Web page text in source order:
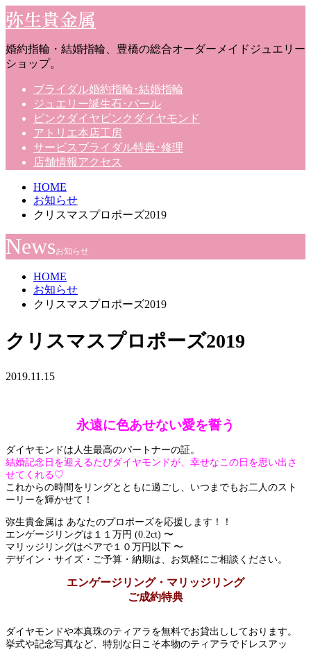
弥生貴金属
婚約指輪・結婚指輪、豊橋の総合オーダーメイドジュエリー
ショップ。
ブライダル婚約指輪･結婚指輪
ジュエリー誕生石･パール
ピンクダイヤ ピンクダイヤモンド
アトリエ本店工房
サービス ブライダル特典･修理
店舗情報アクセス
HOME
お知らせ
クリスマスプロポーズ2019
Newsお知らせ
HOME
お知らせ
クリスマスプロポーズ2019
クリスマスプロポーズ2019
2019.11.15
永遠に色あせない愛を誓う
ダイヤモンドは人生最高のパートナーの証。
結婚記念日を迎えるたびダイヤモンドが、幸せなこの日を思い出さ
せてくれる♡
これからの時間をリングとともに過ごし、いつまでもお二人のスト
ーリーを輝かせて！
弥生貴金属は あなたのプロポーズを応援します！！
エンゲージリングは１１万円 (0.2ct) 〜
マリッジリングはペアで１０万円以下 〜
デザイン・サイズ・ご予算・納期は、お気軽にご相談ください。
エンゲージリング・マリッジリング
ご成約特典
ダイヤモンドや本真珠のティアラを無料でお貸出ししております。
挙式や記念写真など、特別な日こそ本物のティアラでドレスアッ